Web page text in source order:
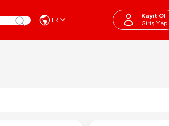
TR
Kayıt Ol
Giriş Yap